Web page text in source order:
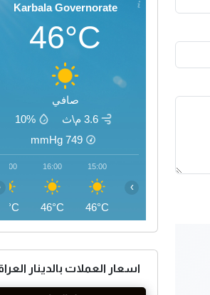
Karbala Governorate
46°C
صافي
3.6 م\ث
10%
749
mmHg
15:00
46°C
16:00
46°C
17:00
45°C
›
اسعار العملات بالدينار